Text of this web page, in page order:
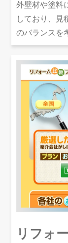
外壁材や塗料
しており、見
のバランスを
リフォ